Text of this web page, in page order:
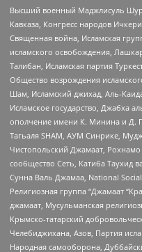
Высший военный Маджлисуль
Кавказа, Конгресс народов
Священная война, Исламская
исламского освобождения,
Талибан, Исламская партия
Общество возрождения
Шам, Исламский джихад, Аль-
Исламское государство, Джабха
ополчение имени К. Минина и Д.
Тагьаля SHAM, АУМ Синрике,
Чистопольский Джамаат, Рохнамо
сообщество Сеть, Катиба Таухид
Сунна Валь Джамаа, National
Религиозная группа “Джамаат
джамаат, Мусульманская
Крымско-татарский
Челебиджихана, Азов, Партия
Народная самооборона,